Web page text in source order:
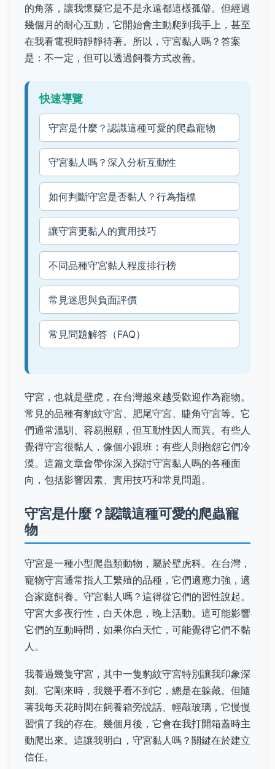
的角落，讓我懷疑它是不是永遠都這樣孤僻。但經過
幾個月的耐心互動，它開始會主動爬到我手上，甚至
在我看電視時靜靜待著。所以，守宮黏人嗎？答案
是：不一定，但可以透過飼養方式改善。
快速導覽
守宮是什麼？認識這種可愛的爬蟲寵物
守宮黏人嗎？深入分析互動性
如何判斷守宮是否黏人？行為指標
讓守宮更黏人的實用技巧
不同品種守宮黏人程度排行榜
常見迷思與負面評價
常見問題解答（FAQ）
守宮，也就是壁虎，在台灣越來越受歡迎作為寵物。
常見的品種有豹紋守宮、肥尾守宮、睫角守宮等。它
們通常溫馴、容易照顧，但互動性因人而異。有些人
覺得守宮很黏人，像個小跟班；有些人則抱怨它們冷
漠。這篇文章會帶你深入探討守宮黏人嗎的各種面
向，包括影響因素、實用技巧和常見問題。
守宮是什麼？認識這種可愛的爬蟲寵
物
守宮是一種小型爬蟲類動物，屬於壁虎科。在台灣，
寵物守宮通常指人工繁殖的品種，它們適應力強，適
合家庭飼養。守宮黏人嗎？這得從它們的習性說起。
守宮大多夜行性，白天休息，晚上活動。這可能影響
它們的互動時間，如果你白天忙，可能覺得它們不黏
人。
我養過幾隻守宮，其中一隻豹紋守宮特別讓我印象深
刻。它剛來時，我幾乎看不到它，總是在躲藏。但隨
著我每天花時間在飼養箱旁說話、輕敲玻璃，它慢慢
習慣了我的存在。幾個月後，它會在我打開箱蓋時主
動爬出來。這讓我明白，守宮黏人嗎？關鍵在於建立
信任。